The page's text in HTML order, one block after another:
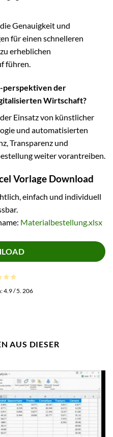
Genauigkeit und
für einen schnelleren
erheblichen
führen.
perspektiven der
Wirtschaft?
Einsatz von künstlicher
und automatisierten
Transparenz und
weiter vorantreiben.
Vorlage Download
einfach und individuell
Materialbestellung.xlsx
4.9/ 5. 206
AUS DIESER